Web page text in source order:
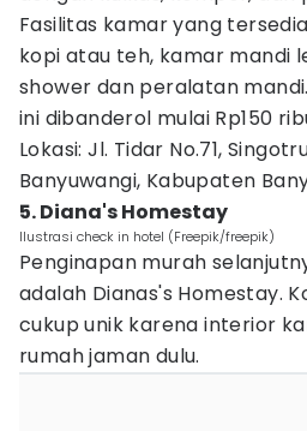
Fasilitas kamar yang
kopi atau teh, kamar mandi
shower dan peralatan
ini dibanderol mulai Rp150
Lokasi: Jl. Tidar No.71,
Banyuwangi, Kabupaten
5. Diana's Homestay
Ilustrasi check in hotel (Freepik/freepik)
Penginapan murah
adalah Dianas's Homestay.
cukup unik karena interior
rumah jaman dulu.